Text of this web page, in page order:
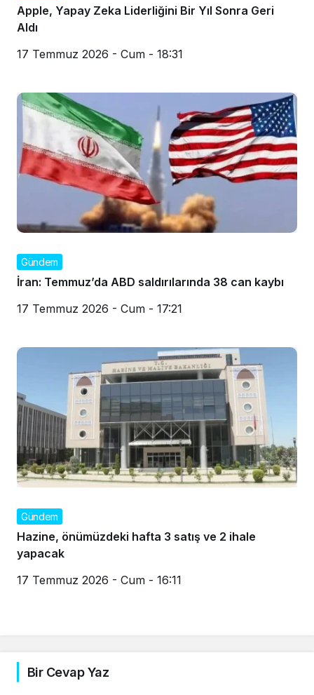
Apple, Yapay Zeka Liderliğini Bir Yıl Sonra Geri
Aldı
17 Temmuz 2026 - Cum - 18:31
Gündem
İran: Temmuz’da ABD saldırılarında 38 can kaybı
17 Temmuz 2026 - Cum - 17:21
Gündem
Hazine, önümüzdeki hafta 3 satış ve 2 ihale
yapacak
17 Temmuz 2026 - Cum - 16:11
Bir Cevap Yaz